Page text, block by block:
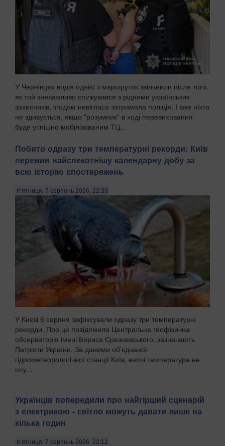
У Чернівцях водія однієї з маршруток звільнили після того,
як той зневажливо спілкувався з рідними українських
захисників, згодом невігласа затримала поліція. І вже ніхто
не здивується, якщо "розумник" в ході перевиховання
буде успішно мобілізованим ТЦ...
Побито одразу три температурні рекорди: Київ
пережив найспекотнішу календарну добу за
всю історію спостережень
п’ятниця, 7 серпень 2026, 22:39
У Києві 6 серпня зафіксували одразу три температурні
рекорди. Про це повідомила Центральна геофізична
обсерваторія імені Бориса Срезневського, зазначають
Патріоти України. За даними об’єднаної
гідрометеорологічної станції Київ, вночі температура не
опу...
Українців попередили про найгірший сценарій
з електрикою - світло можуть давати лише на
кілька годин
п’ятниця, 7 серпень 2026, 22:12